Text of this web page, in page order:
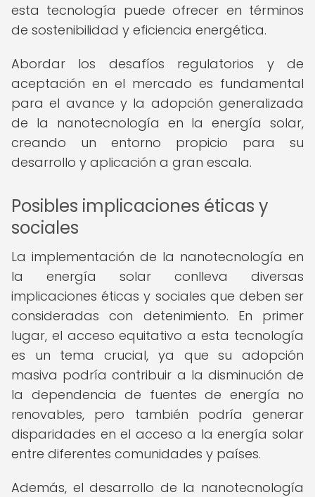
esta tecnología puede ofrecer en términos
de sostenibilidad y eficiencia energética.
Abordar los desafíos regulatorios y de
aceptación en el mercado es fundamental
para el avance y la adopción generalizada
de la nanotecnología en la energía solar,
creando un entorno propicio para su
desarrollo y aplicación a gran escala.
Posibles implicaciones éticas y
sociales
La implementación de la nanotecnología en
la energía solar conlleva diversas
implicaciones éticas y sociales que deben ser
consideradas con detenimiento. En primer
lugar, el acceso equitativo a esta tecnología
es un tema crucial, ya que su adopción
masiva podría contribuir a la disminución de
la dependencia de fuentes de energía no
renovables, pero también podría generar
disparidades en el acceso a la energía solar
entre diferentes comunidades y países.
Además, el desarrollo de la nanotecnología